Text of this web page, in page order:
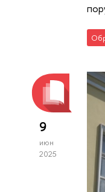
9
июн
2025